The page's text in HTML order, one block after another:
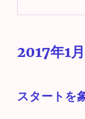
2017年1
スタートを